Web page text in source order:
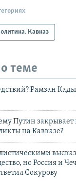
Кавказ
теме
Рамзан
Путин закрывает
на Кавказе?
но Россия и
Сокурову